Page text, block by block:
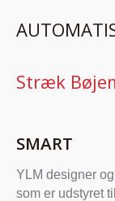
Stræk
SMART
YLM designer
som er udstyret